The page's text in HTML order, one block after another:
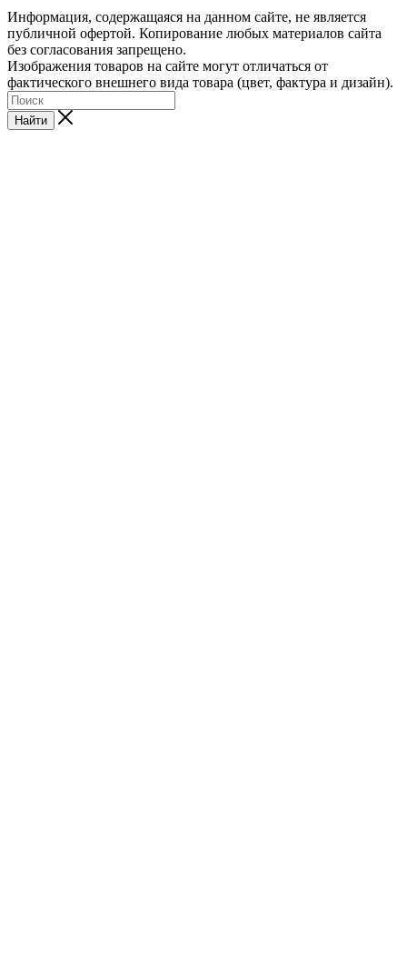
Информация, содержащаяся на данном сайте, не является
публичной офертой. Копирование любых материалов сайта
без согласования запрещено.
Изображения товаров на сайте могут отличаться от
фактического внешнего вида товара (цвет, фактура и дизайн).
Найти